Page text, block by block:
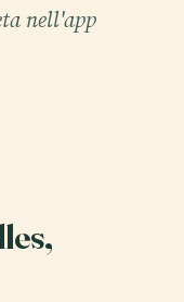
nell'app